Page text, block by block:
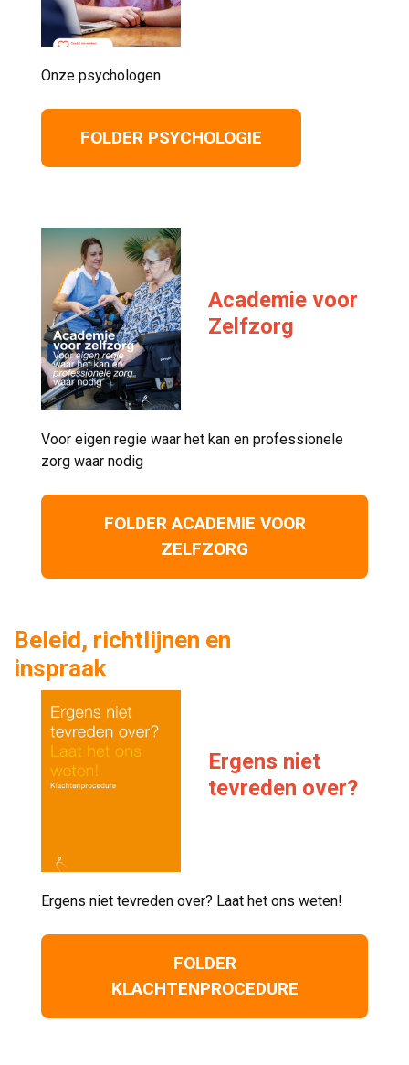
Onze psychologen
FOLDER PSYCHOLOGIE
Academie voor
Zelfzorg
Voor eigen regie waar het kan en professionele
zorg waar nodig
FOLDER ACADEMIE VOOR
ZELFZORG
Beleid, richtlijnen en
inspraak
Ergens niet
tevreden over?
Ergens niet tevreden over? Laat het ons weten!
FOLDER
KLACHTENPROCEDURE